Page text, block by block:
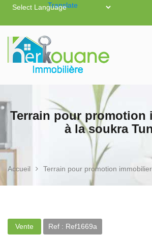
Powered byTranslate
Terrain pour promotion
à la soukra
Accueil Terrain pour promotion
Vente Ref : Ref1669a